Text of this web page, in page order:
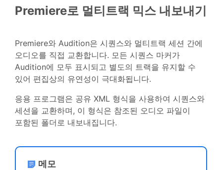
Premiere로 멀티트랙 믹스 내보내기
Premiere와 Audition은 시퀀스와 멀티트랙 세션 간에
오디오를 직접 교환합니다. 모든 시퀀스 마커가
Audition에 모두 표시되고 별도의 트랙을 유지할 수
있어 편집상의 유연성이 극대화됩니다.
응용 프로그램은 공유 XML 형식을 사용하여 시퀀스와
세션을 교환하며, 이 형식은 참조된 오디오 파일이
포함된 폴더로 내보내집니다.
메모